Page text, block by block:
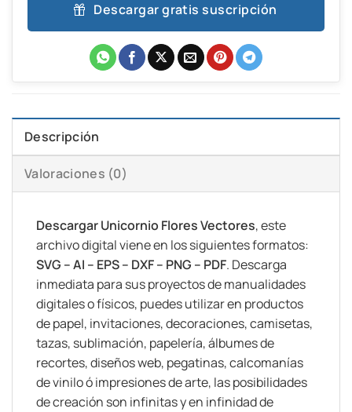
Descargar gratis suscripción
Descripción
Valoraciones (0)
Descargar Unicornio Flores Vectores, este
archivo digital viene en los siguientes formatos:
SVG – AI – EPS – DXF – PNG – PDF. Descarga
inmediata para sus proyectos de manualidades
digitales o físicos, puedes utilizar en productos
de papel, invitaciones, decoraciones, camisetas,
tazas, sublimación, papelería, álbumes de
recortes, diseños web, pegatinas, calcomanías
de vinilo ó impresiones de arte, las posibilidades
de creación son infinitas y en infinidad de